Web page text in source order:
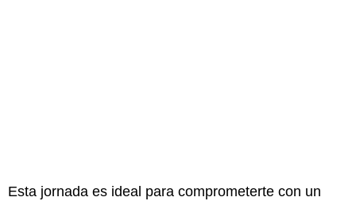
Esta jornada es ideal para comprometerte con un